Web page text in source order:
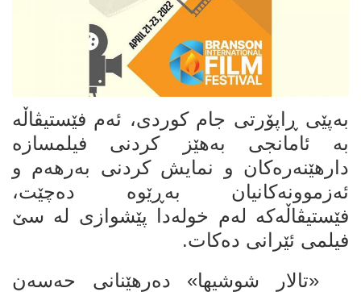
بەپێی ڕاپۆرتی جام کوردی، ئەم فێستیڤاڵە
بە ئامانجی بەهێز کردنی فیلمسازە
دارهێنەرەکان و نمایش کردنی بەرهەم و
ئەزموونەکانیان بەڕێوە دەچێت،
فێستیڤاڵەکە لەم خولەدا پێشوازی لە سێ
فیلمی ئێرانی دەکات.
«تالار شوشیها» دەرهێنانی حەسەن